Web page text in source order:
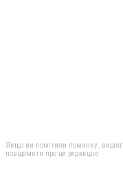
Якщо ви помітили помилку,
повідомити про це редакцію